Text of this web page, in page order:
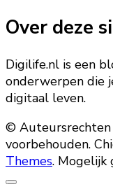
Over deze
Digilife.nl is een
onderwerpen die
digitaal leven.
©
voorbehouden.
Themes. Mogelijk